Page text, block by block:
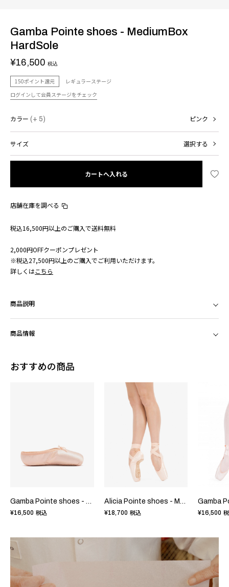
Gamba Pointe shoes - MediumBox
HardSole
¥16,500 税込
150ポイント還元
レギュラーステージ
ログインして会員ステージをチェック
カラー (+ 5) ピンク
サイズ 選択する
カートへ入れる
店舗在庫を調べる
税込16,500円以上のご購入で送料無料
2,000円OFFクーポンプレゼント
※税込27,500円以上のご購入でご利用いただけます。
詳しくはこちら
商品説明
商品情報
おすすめの商品
Gamba Pointe shoes - NarrowBox HardSole
¥16,500 税込
Alicia Pointe shoes - MediumBox HardSole
¥18,700 税込 ¥16,500